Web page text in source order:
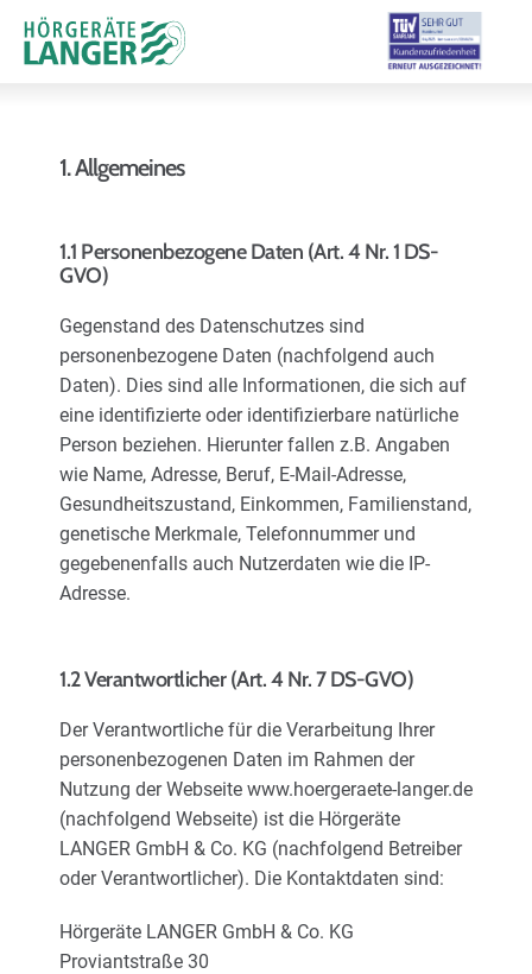
Hörtest
Leistungen & Service
Filialen und Termin
Karriere
1. Allgemeines
1.1 Personenbezogene Daten (Art. 4 Nr. 1 DS-
GVO)
Gegenstand des Datenschutzes sind
personenbezogene Daten (nachfolgend auch
Daten). Dies sind alle Informationen, die sich auf
eine identifizierte oder identifizierbare natürliche
Person beziehen. Hierunter fallen z.B. Angaben
wie Name, Adresse, Beruf, E-Mail-Adresse,
Gesundheitszustand, Einkommen, Familienstand,
genetische Merkmale, Telefonnummer und
gegebenenfalls auch Nutzerdaten wie die IP-
Adresse.
1.2 Verantwortlicher (Art. 4 Nr. 7 DS-GVO)
Der Verantwortliche für die Verarbeitung Ihrer
personenbezogenen Daten im Rahmen der
Nutzung der Webseite www.hoergeraete-langer.de
(nachfolgend Webseite) ist die Hörgeräte
LANGER GmbH & Co. KG (nachfolgend Betreiber
oder Verantwortlicher). Die Kontaktdaten sind:
Hörgeräte LANGER GmbH & Co. KG
Proviantstraße 30